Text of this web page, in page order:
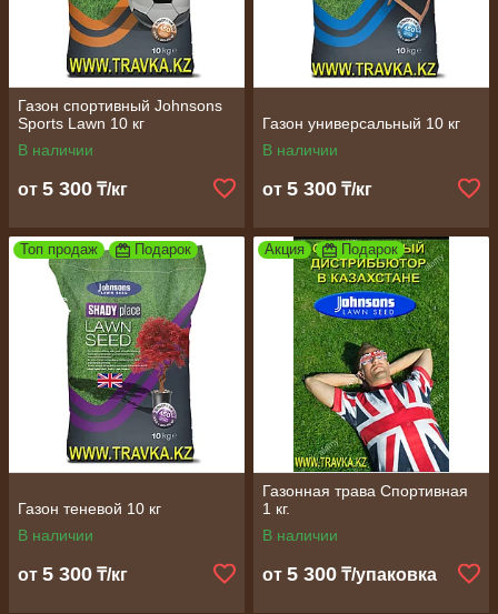
Газон спортивный Johnsons
Sports Lawn 10 кг
В наличии
от 5 300 ₸/кг
Газон универсальный 10 кг
В наличии
от 5 300 ₸/кг
Топ продаж Подарок
Газон теневой 10 кг
В наличии
от 5 300 ₸/кг
Акция Подарок
Газонная трава Спортивная
1 кг.
В наличии
от 5 300 ₸/упаковка